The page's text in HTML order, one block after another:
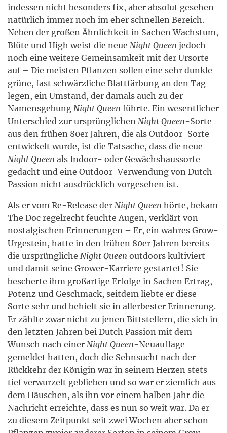
indessen nicht besonders fix, aber absolut gesehen
natürlich immer noch im eher schnellen Bereich.
Neben der großen Ähnlichkeit in Sachen Wachstum,
Blüte und High weist die neue Night Queen jedoch
noch eine weitere Gemeinsamkeit mit der Ursorte
auf – Die meisten Pflanzen sollen eine sehr dunkle
grüne, fast schwärzliche Blattfärbung an den Tag
legen, ein Umstand, der damals auch zu der
Namensgebung Night Queen führte. Ein wesentlicher
Unterschied zur ursprünglichen Night Queen-Sorte
aus den frühen 80er Jahren, die als Outdoor-Sorte
entwickelt wurde, ist die Tatsache, dass die neue
Night Queen als Indoor- oder Gewächshaussorte
gedacht und eine Outdoor-Verwendung von Dutch
Passion nicht ausdrücklich vorgesehen ist.
Als er vom Re-Release der Night Queen hörte, bekam
The Doc regelrecht feuchte Augen, verklärt von
nostalgischen Erinnerungen – Er, ein wahres Grow-
Urgestein, hatte in den frühen 80er Jahren bereits
die ursprüngliche Night Queen outdoors kultiviert
und damit seine Grower-Karriere gestartet! Sie
bescherte ihm großartige Erfolge in Sachen Ertrag,
Potenz und Geschmack, seitdem liebte er diese
Sorte sehr und behielt sie in allerbester Erinnerung.
Er zählte zwar nicht zu jenen Bittstellern, die sich in
den letzten Jahren bei Dutch Passion mit dem
Wunsch nach einer Night Queen-Neuauflage
gemeldet hatten, doch die Sehnsucht nach der
Rückkehr der Königin war in seinem Herzen stets
tief verwurzelt geblieben und so war er ziemlich aus
dem Häuschen, als ihn vor einem halben Jahr die
Nachricht erreichte, dass es nun so weit war. Da er
zu diesem Zeitpunkt seit zwei Wochen aber schon